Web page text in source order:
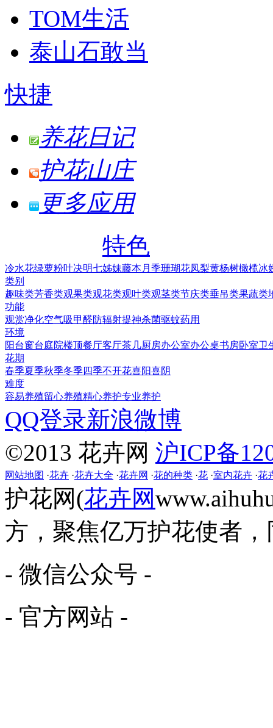
TOM生活
泰山石敢当
快捷
养花日记
护花山庄
更多应用
特色
冷水花绿萝粉叶决明七姊妹藤本月季珊瑚花凤梨黄杨树橄榄冰
类别
趣味类芳香类观果类观花类观叶类观茎类节庆类垂吊类果蔬类
功能
观赏净化空气吸甲醛防辐射提神杀菌驱蚊药用
环境
阳台窗台庭院楼顶餐厅客厅茶几厨房办公室办公桌书房卧室卫
花期
春季夏季秋季冬季四季不开花喜阳喜阴
难度
容易养殖留心养殖精心养护专业养护
QQ登录新浪微博
©2013 花卉网 沪ICP备
网站地图 ·花卉 ·花卉大全 ·花卉网 ·花的种类 ·花 ·室内花卉 ·花
护花网(花卉网
方，聚焦亿万护花使者
- 微信公众号 -
- 官方网站 -